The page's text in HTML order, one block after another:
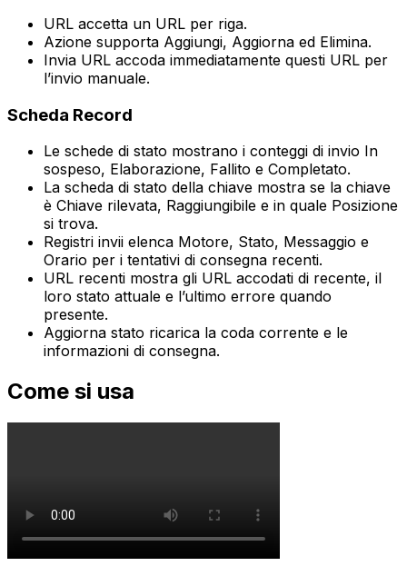
URL accetta un URL per riga.
Azione supporta Aggiungi, Aggiorna ed Elimina.
Invia URL accoda immediatamente questi URL per
l’invio manuale.
Scheda Record
Le schede di stato mostrano i conteggi di invio In
sospeso, Elaborazione, Fallito e Completato.
La scheda di stato della chiave mostra se la chiave
è Chiave rilevata, Raggiungibile e in quale Posizione
si trova.
Registri invii elenca Motore, Stato, Messaggio e
Orario per i tentativi di consegna recenti.
URL recenti mostra gli URL accodati di recente, il
loro stato attuale e l’ultimo errore quando
presente.
Aggiorna stato ricarica la coda corrente e le
informazioni di consegna.
Come si usa